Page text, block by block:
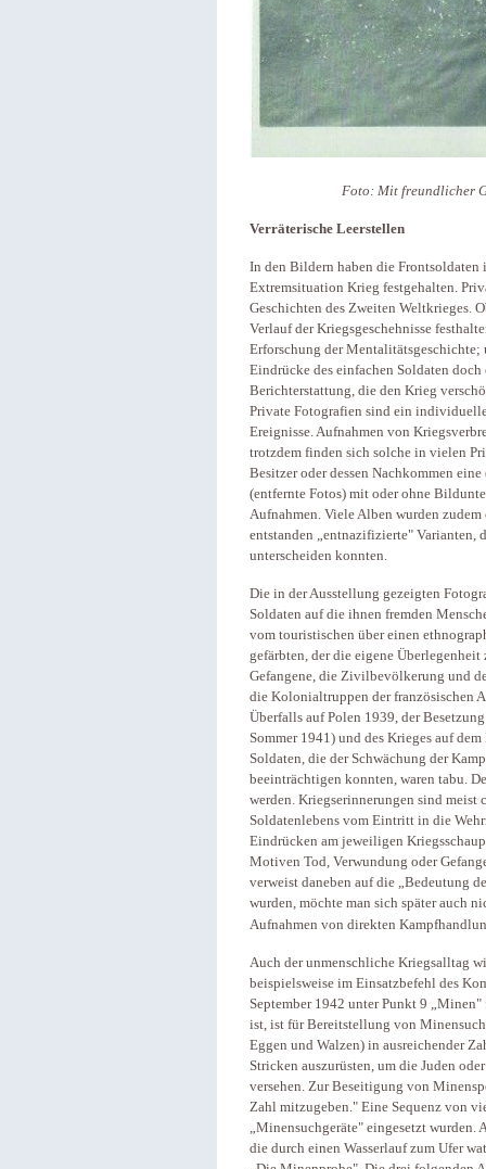
Foto: Mit freundlicher
Verräterische Leerstellen
In den Bildern haben die Frontsoldaten
Extremsituation Krieg festgehalten.
Geschichten des Zweiten Weltkrieges.
Verlauf der Kriegsgeschehnisse
Erforschung der Mentalitätsgeschichte;
Eindrücke des einfachen Soldaten
Berichterstattung, die den Krieg
Private Fotografien sind ein
Ereignisse. Aufnahmen von
trotzdem finden sich solche in vielen
Besitzer oder dessen Nachkommen
(entfernte Fotos) mit oder ohne
Aufnahmen. Viele Alben wurden zudem
entstanden „entnazifizierte" Varianten,
unterscheiden konnten.
Die in der Ausstellung gezeigten
Soldaten auf die ihnen fremden
vom touristischen über einen
gefärbten, der die eigene
Gefangene, die Zivilbevölkerung und
die Kolonialtruppen der französischen
Überfalls auf Polen 1939, der
Sommer 1941) und des Krieges auf
Soldaten, die der Schwächung der
beeinträchtigen konnten, waren tabu.
werden. Kriegserinnerungen sind meist
Soldatenlebens vom Eintritt in die
Eindrücken am jeweiligen
Motiven Tod, Verwundung oder
verweist daneben auf die „Bedeutung
wurden, möchte man sich später auch
Aufnahmen von direkten
Auch der unmenschliche Kriegsalltag
beispielsweise im Einsatzbefehl des
September 1942 unter Punkt 9
ist, ist für Bereitstellung von
Eggen und Walzen) in ausreichender
Stricken auszurüsten, um die Juden
versehen. Zur Beseitigung von
Zahl mitzugeben." Eine Sequenz von
„Minensuchgeräte" eingesetzt wurden.
die durch einen Wasserlauf zum Ufer